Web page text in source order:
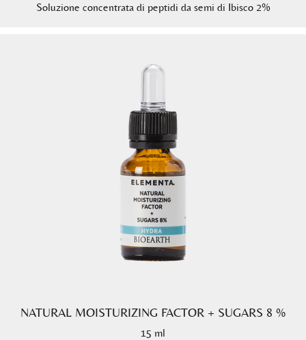
Soluzione concentrata di peptidi da semi di Ibisco 2%
NATURAL MOISTURIZING FACTOR + SUGARS 8 %
15 ml